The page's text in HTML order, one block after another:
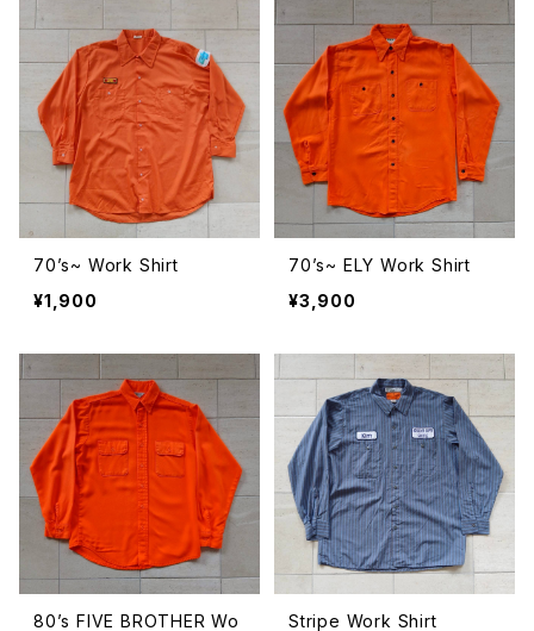
70’s~ Work Shirt
¥1,900
70’s~ ELY Work Shirt
¥3,900
80’s FIVE BROTHER Wo Stripe Work Shirt